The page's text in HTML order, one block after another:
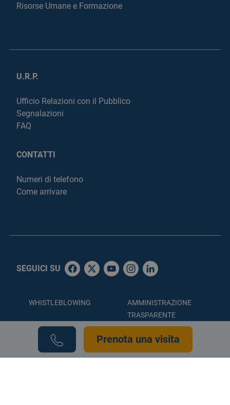
Risorse Umane e Formazione
U.R.P.
Ufficio Relazioni con il Pubblico
Segnalazioni
FAQ
CONTATTI
Numeri di telefono
Come arrivare
SEGUICI SU
WHISTLEBLOWING
AMMINISTRAZIONE
TRASPARENTE
ACCESSIBILITÀ
COOKIE POLICY
Prenota una visita